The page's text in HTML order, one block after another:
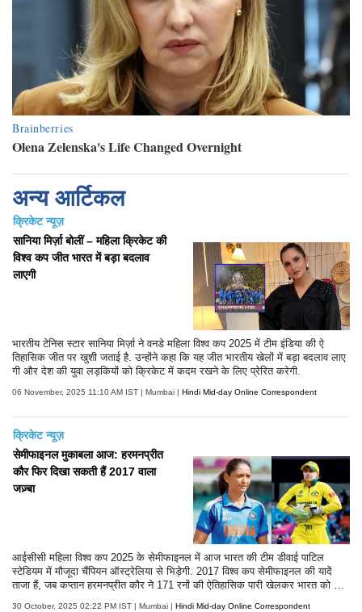
अन्य आर्टिकल
क्रिकेट न्यूज़
सानिया मिर्ज़ा बोलीं – महिला क्रिकेट की
विश्व कप जीत भारत में बड़ा बदलाव
लाएगी
भारतीय टेनिस स्टार सानिया मिर्ज़ा ने वनडे महिला विश्व कप 2025 में टीम इंडिया की ऐ
तिहासिक जीत पर खुशी जताई है. उन्होंने कहा कि यह जीत भारतीय खेलों में बड़ा बदलाव लाए
गी और देश की युवा लड़कियों को क्रिकेट में कदम रखने के लिए प्रेरित करेगी.
06 November, 2025 11:10 AM IST | Mumbai | Hindi Mid-day Online Correspondent
क्रिकेट न्यूज़
सेमीफाइनल मुकाबला आज: हरमनप्रीत
कौर फिर दिखा सकती हैं 2017 वाला
जज़्बा
आईसीसी महिला विश्व कप 2025 के सेमीफाइनल में आज भारत की टीम डीवाई पाटिल
स्टेडियम में मौजूदा चैंपियन ऑस्ट्रेलिया से भिड़ेगी. 2017 विश्व कप सेमीफाइनल की यादें
ताजा हैं, जब कप्तान हरमनप्रीत कौर ने 171 रनों की ऐतिहासिक पारी खेलकर भारत को जीत
30 October, 2025 02:22 PM IST | Mumbai | Hindi Mid-day Online Correspondent